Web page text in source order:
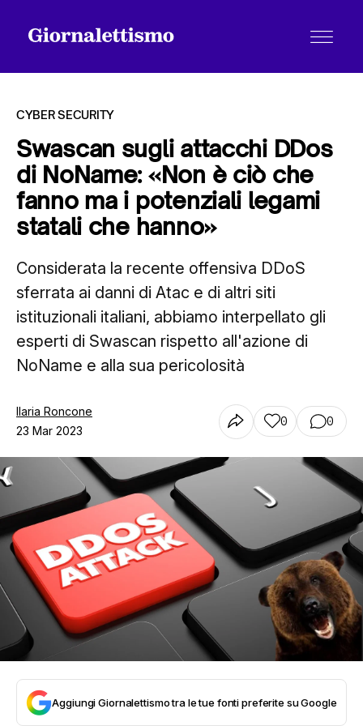
Tutti gli articoli
Contatti
CYBER SECURITY
Swascan sugli attacchi DDos
di NoName: «Non è ciò che
fanno ma i potenziali legami
statali che hanno»
Considerata la recente offensiva DDoS
sferrata ai danni di Atac e di altri siti
istituzionali italiani, abbiamo interpellato gli
esperti di Swascan rispetto all'azione di
NoName e alla sua pericolosità
Ilaria Roncone
23 Mar 2023
0 0
Aggiungi Giornalettismo tra le tue fonti preferite su Google